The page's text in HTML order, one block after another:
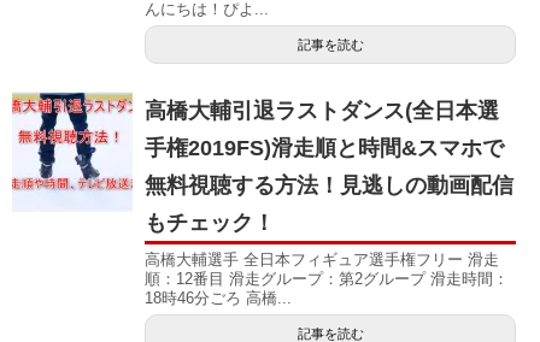
んにちは！ぴよ...
記事を読む
高橋大輔引退ラストダンス(全日本選
手権2019FS)滑走順と時間&スマホで
無料視聴する方法！見逃しの動画配信
もチェック！
高橋大輔選手 全日本フィギュア選手権フリー 滑走
順：12番目 滑走グループ：第2グループ 滑走時間：
18時46分ごろ 高橋...
記事を読む